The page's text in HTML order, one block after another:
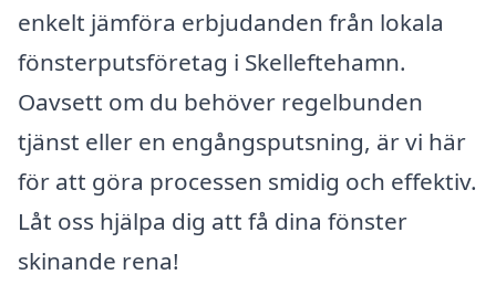
enkelt jämföra erbjudanden från lokala
fönsterputsföretag i Skelleftehamn.
Oavsett om du behöver regelbunden
tjänst eller en engångsputsning, är vi här
för att göra processen smidig och effektiv.
Låt oss hjälpa dig att få dina fönster
skinande rena!